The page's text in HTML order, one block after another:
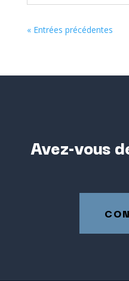
« Entrées précédentes
Avez-vous